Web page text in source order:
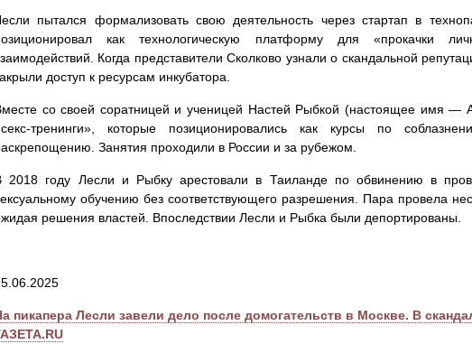
пытался формализовать свою деятельность через стартап в
как технологическую платформу для «прокачки
Когда представители Сколково узнали о скандальной
доступ к ресурсам инкубатора.
со своей соратницей и ученицей Настей Рыбкой (настоящее имя —
тренинги», которые позиционировались как курсы по
Занятия проходили в России и за рубежом.
2018 году Лесли и Рыбку арестовали в Таиланде по обвинению в
обучению без соответствующего разрешения. Пара провела
решения властей. Впоследствии Лесли и Рыбка были депортированы.
пикапера Лесли завели дело после домогательств в Москве. В